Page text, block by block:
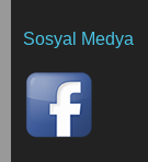
Sosyal Medya